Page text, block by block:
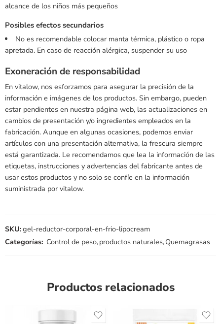
alcance de los niños más pequeños
Posibles efectos secundarios
No es recomendable colocar manta térmica, plástico o ropa
apretada. En caso de reacción alérgica, suspender su uso
Exoneración de responsabilidad
En vitalow, nos esforzamos para asegurar la precisión de la
información e imágenes de los productos. Sin embargo, pueden
estar pendientes en nuestra página web, las actualizaciones en
cambios de presentación y/o ingredientes empleados en la
fabricación. Aunque en algunas ocasiones, podemos enviar
artículos con una presentación alternativa, la frescura siempre
está garantizada. Le recomendamos que lea la información de las
etiquetas, instrucciones y advertencias del fabricante antes de
usar estos productos y no solo se confíe en la información
suministrada por vitalow.
SKU:gel-reductor-corporal-en-frio-lipocream
Categorías: Control de peso,productos naturales,Quemagrasas
Productos relacionados